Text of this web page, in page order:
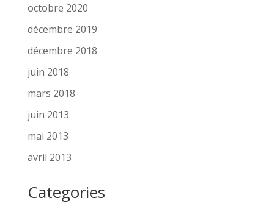
octobre 2020
décembre 2019
décembre 2018
juin 2018
mars 2018
juin 2013
mai 2013
avril 2013
Categories